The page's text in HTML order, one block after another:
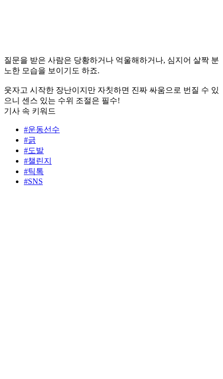
질문을 받은 사람은 당황하거나 억울해하거나, 심지어 살짝 분
노한 모습을 보이기도 하죠.
웃자고 시작한 장난이지만 자칫하면 진짜 싸움으로 번질 수 있
으니 센스 있는 수위 조절은 필수!
기사 속 키워드
#운동선수
#긁
#도발
#챌린지
#틱톡
#SNS